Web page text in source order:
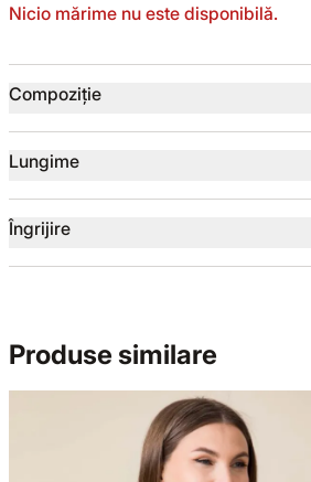
Nicio mărime nu este disponibilă.
Compoziție
Lungime
Îngrijire
Produse similare
TOTUL DE LA -50%
TOTUL DE LA -30% LA -65%